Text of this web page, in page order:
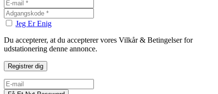
Jeg Er Enig
Du accepterer, at du accepterer vores Vilkår & Betingelser for
udstationering denne annonce.